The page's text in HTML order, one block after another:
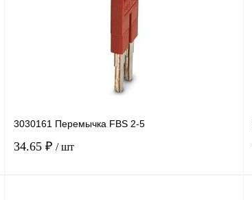
3030161 Перемычка FBS 2-5
34.65 ₽ / шт